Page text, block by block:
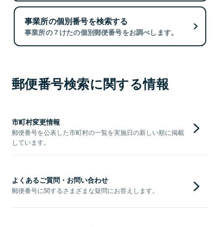
事業所の個別番号を検索する
事業所の７けたの個別郵便番号をお調べします。
郵便番号検索に関する情報
市町村変更情報
郵便番号を公表した市町村の一覧を実施日の新しい順に掲載
しています。
よくあるご質問・お問い合わせ
郵便番号に関するさまざまな疑問にお答えします。